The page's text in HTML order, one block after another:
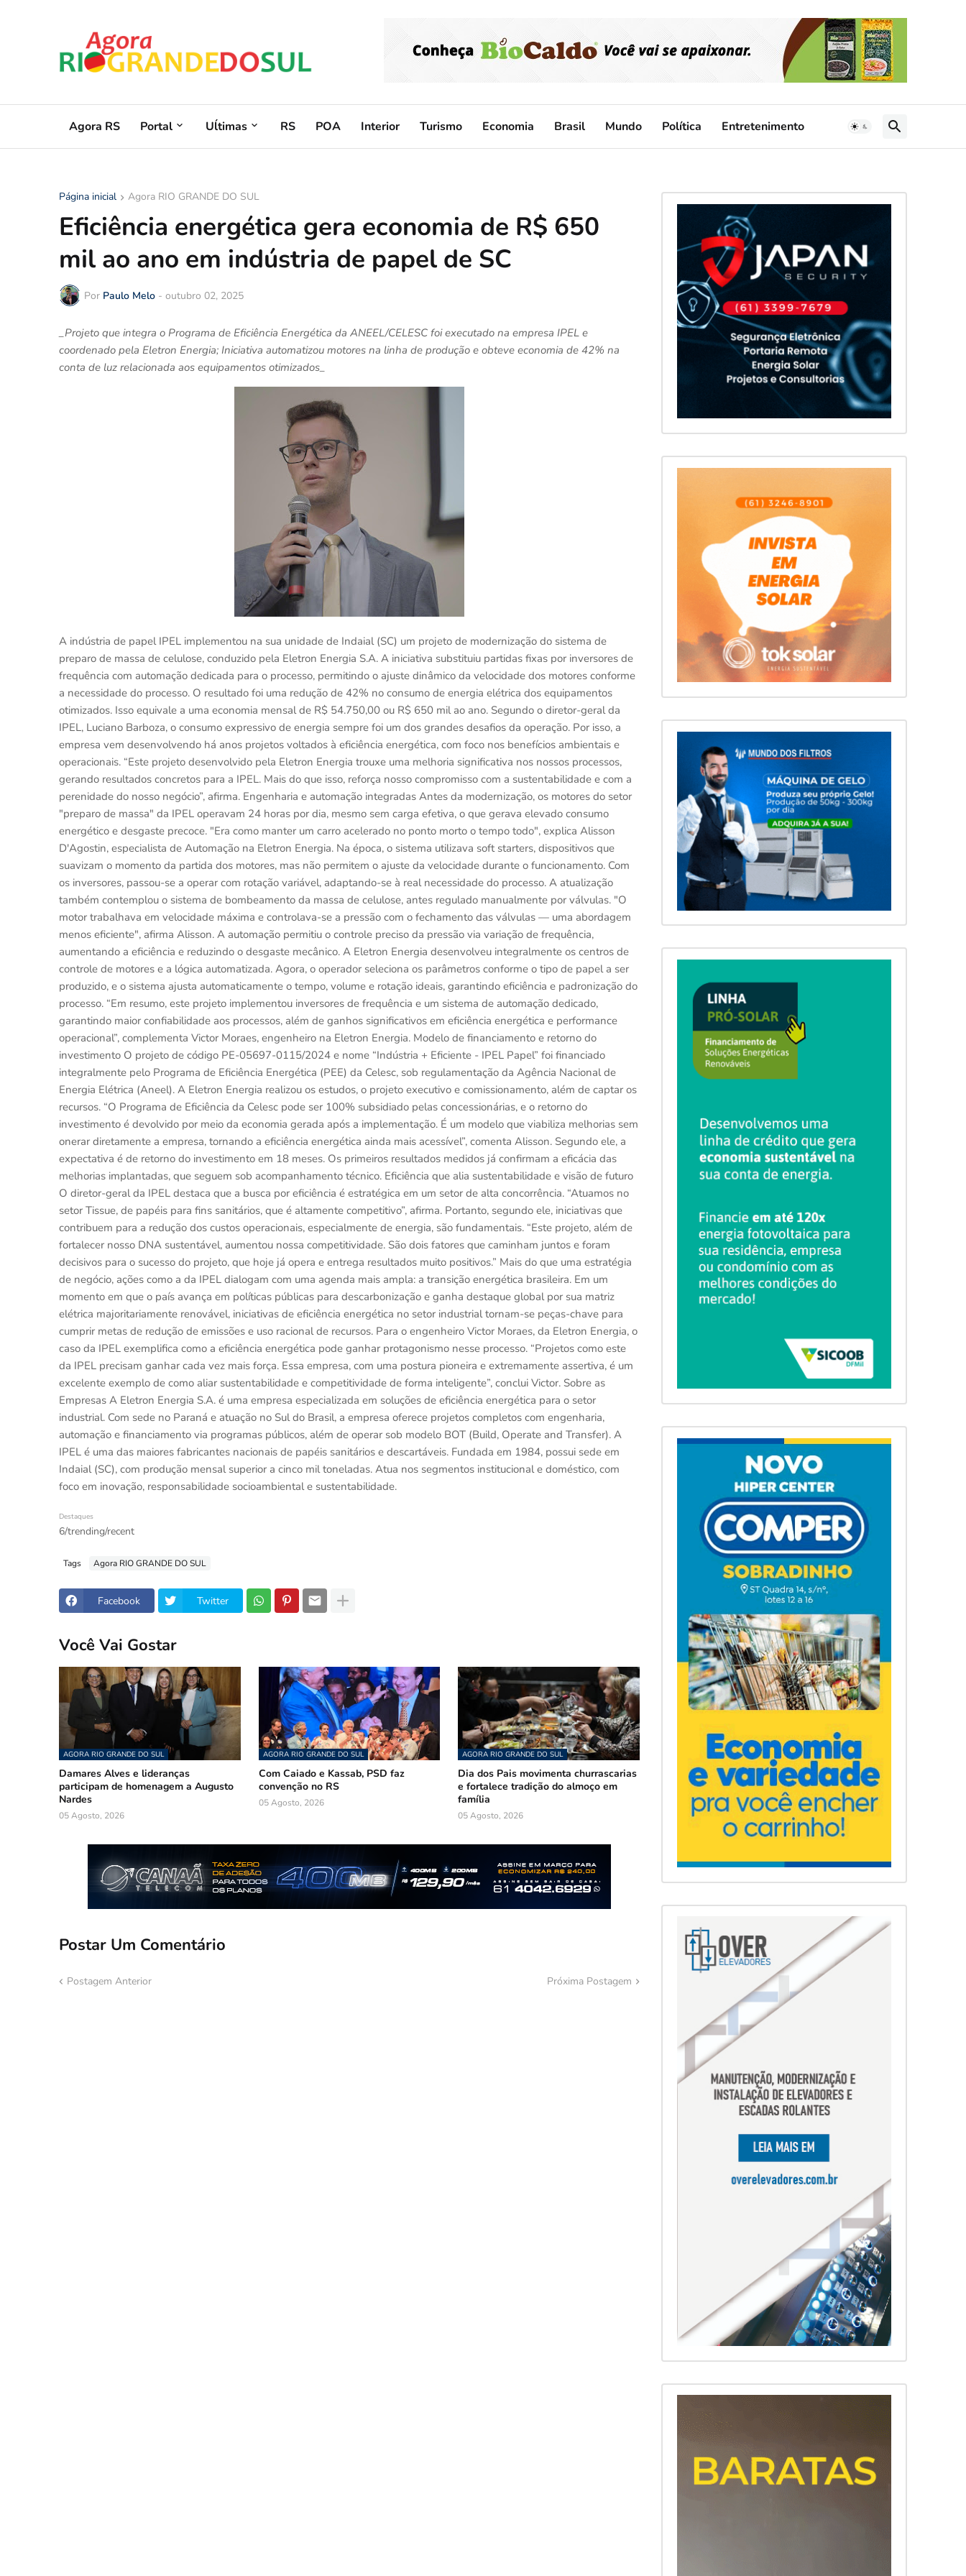
Agora RS Portal Uĺtimas RS POA Interior Turismo Economia Brasil Mundo Política Entretenimento
Página inicial Agora RIO GRANDE DO SUL
Eficiência energética gera economia de R$ 650
mil ao ano em indústria de papel de SC
Por Paulo Melo - outubro 02, 2025
_Projeto que integra o Programa de Eficiência Energética da ANEEL/CELESC foi executado na empresa IPEL e
coordenado pela Eletron Energia; Iniciativa automatizou motores na linha de produção e obteve economia de 42% na
conta de luz relacionada aos equipamentos otimizados_
A indústria de papel IPEL implementou na sua unidade de Indaial (SC) um projeto de modernização do sistema de
preparo de massa de celulose, conduzido pela Eletron Energia S.A. A iniciativa substituiu partidas fixas por inversores de
frequência com automação dedicada para o processo, permitindo o ajuste dinâmico da velocidade dos motores conforme
a necessidade do processo. O resultado foi uma redução de 42% no consumo de energia elétrica dos equipamentos
otimizados. Isso equivale a uma economia mensal de R$ 54.750,00 ou R$ 650 mil ao ano. Segundo o diretor-geral da
IPEL, Luciano Barboza, o consumo expressivo de energia sempre foi um dos grandes desafios da operação. Por isso, a
empresa vem desenvolvendo há anos projetos voltados à eficiência energética, com foco nos benefícios ambientais e
operacionais. “Este projeto desenvolvido pela Eletron Energia trouxe uma melhoria significativa nos nossos processos,
gerando resultados concretos para a IPEL. Mais do que isso, reforça nosso compromisso com a sustentabilidade e com a
perenidade do nosso negócio”, afirma. Engenharia e automação integradas Antes da modernização, os motores do setor
"preparo de massa" da IPEL operavam 24 horas por dia, mesmo sem carga efetiva, o que gerava elevado consumo
energético e desgaste precoce. "Era como manter um carro acelerado no ponto morto o tempo todo", explica Alisson
D'Agostin, especialista de Automação na Eletron Energia. Na época, o sistema utilizava soft starters, dispositivos que
suavizam o momento da partida dos motores, mas não permitem o ajuste da velocidade durante o funcionamento. Com
os inversores, passou-se a operar com rotação variável, adaptando-se à real necessidade do processo. A atualização
também contemplou o sistema de bombeamento da massa de celulose, antes regulado manualmente por válvulas. "O
motor trabalhava em velocidade máxima e controlava-se a pressão com o fechamento das válvulas — uma abordagem
menos eficiente", afirma Alisson. A automação permitiu o controle preciso da pressão via variação de frequência,
aumentando a eficiência e reduzindo o desgaste mecânico. A Eletron Energia desenvolveu integralmente os centros de
controle de motores e a lógica automatizada. Agora, o operador seleciona os parâmetros conforme o tipo de papel a ser
produzido, e o sistema ajusta automaticamente o tempo, volume e rotação ideais, garantindo eficiência e padronização do
processo. “Em resumo, este projeto implementou inversores de frequência e um sistema de automação dedicado,
garantindo maior confiabilidade aos processos, além de ganhos significativos em eficiência energética e performance
operacional”, complementa Victor Moraes, engenheiro na Eletron Energia. Modelo de financiamento e retorno do
investimento O projeto de código PE-05697-0115/2024 e nome “Indústria + Eficiente - IPEL Papel” foi financiado
integralmente pelo Programa de Eficiência Energética (PEE) da Celesc, sob regulamentação da Agência Nacional de
Energia Elétrica (Aneel). A Eletron Energia realizou os estudos, o projeto executivo e comissionamento, além de captar os
recursos. “O Programa de Eficiência da Celesc pode ser 100% subsidiado pelas concessionárias, e o retorno do
investimento é devolvido por meio da economia gerada após a implementação. É um modelo que viabiliza melhorias sem
onerar diretamente a empresa, tornando a eficiência energética ainda mais acessível”, comenta Alisson. Segundo ele, a
expectativa é de retorno do investimento em 18 meses. Os primeiros resultados medidos já confirmam a eficácia das
melhorias implantadas, que seguem sob acompanhamento técnico. Eficiência que alia sustentabilidade e visão de futuro
O diretor-geral da IPEL destaca que a busca por eficiência é estratégica em um setor de alta concorrência. “Atuamos no
setor Tissue, de papéis para fins sanitários, que é altamente competitivo”, afirma. Portanto, segundo ele, iniciativas que
contribuem para a redução dos custos operacionais, especialmente de energia, são fundamentais. “Este projeto, além de
fortalecer nosso DNA sustentável, aumentou nossa competitividade. São dois fatores que caminham juntos e foram
decisivos para o sucesso do projeto, que hoje já opera e entrega resultados muito positivos.” Mais do que uma estratégia
de negócio, ações como a da IPEL dialogam com uma agenda mais ampla: a transição energética brasileira. Em um
momento em que o país avança em políticas públicas para descarbonização e ganha destaque global por sua matriz
elétrica majoritariamente renovável, iniciativas de eficiência energética no setor industrial tornam-se peças-chave para
cumprir metas de redução de emissões e uso racional de recursos. Para o engenheiro Victor Moraes, da Eletron Energia, o
caso da IPEL exemplifica como a eficiência energética pode ganhar protagonismo nesse processo. “Projetos como este
da IPEL precisam ganhar cada vez mais força. Essa empresa, com uma postura pioneira e extremamente assertiva, é um
excelente exemplo de como aliar sustentabilidade e competitividade de forma inteligente”, conclui Victor. Sobre as
Empresas A Eletron Energia S.A. é uma empresa especializada em soluções de eficiência energética para o setor
industrial. Com sede no Paraná e atuação no Sul do Brasil, a empresa oferece projetos completos com engenharia,
automação e financiamento via programas públicos, além de operar sob modelo BOT (Build, Operate and Transfer). A
IPEL é uma das maiores fabricantes nacionais de papéis sanitários e descartáveis. Fundada em 1984, possui sede em
Indaial (SC), com produção mensal superior a cinco mil toneladas. Atua nos segmentos institucional e doméstico, com
foco em inovação, responsabilidade socioambiental e sustentabilidade.
Destaques
6/trending/recent
Tags Agora RIO GRANDE DO SUL
Facebook Twitter
Você Vai Gostar
AGORA RIO GRANDE DO SUL
Damares Alves e lideranças
participam de homenagem a Augusto
Nardes
05 Agosto, 2026
AGORA RIO GRANDE DO SUL
Com Caiado e Kassab, PSD faz
convenção no RS
05 Agosto, 2026
AGORA RIO GRANDE DO SUL
Dia dos Pais movimenta churrascarias
e fortalece tradição do almoço em
família
05 Agosto, 2026
Postar Um Comentário
Postagem Anterior Próxima Postagem